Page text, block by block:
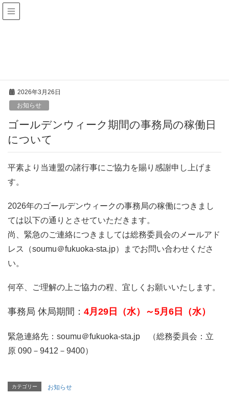
2026年3月26日
お知らせ
ゴールデンウィーク期間の事務局の稼働日
について
平素より当連盟の諸行事にご協力を賜り感謝申し上げま
す。
2026年のゴールデンウィークの事務局の稼働につきまし
ては以下の通りとさせていただきます。
尚、緊急のご連絡につきましては総務委員会のメールアド
レス（soumu＠fukuoka-sta.jp）までお問い合わせくださ
い。
何卒、ご理解の上ご協力の程、宜しくお願いいたします。
事務局 休局期間： 4月29日（水）～5月6日（水）
緊急連絡先：soumu＠fukuoka-sta.jp （総務委員会：立
原 090－9412－9400）
カテゴリー お知らせ